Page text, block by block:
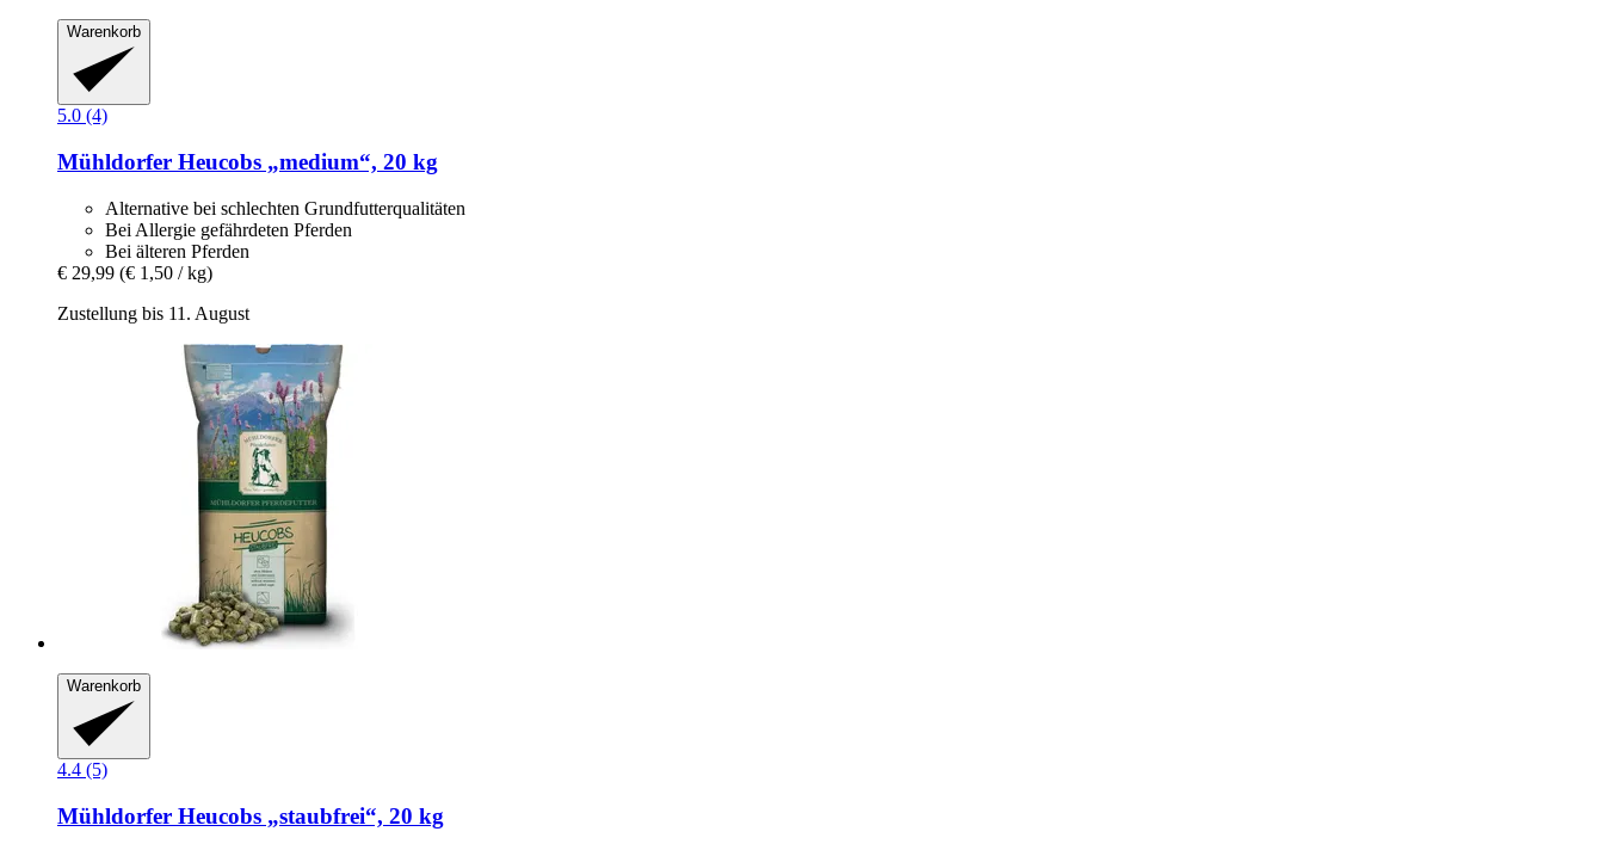
Warenkorb
5.0 (4)
Mühldorfer Heucobs „medium“, 20 kg
Alternative bei schlechten Grundfutterqualitäten
Bei Allergie gefährdeten Pferden
Bei älteren Pferden
€ 29,99 (€ 1,50 / kg)
Zustellung bis 11. August
Warenkorb
4.4 (5)
Mühldorfer Heucobs „staubfrei“, 20 kg